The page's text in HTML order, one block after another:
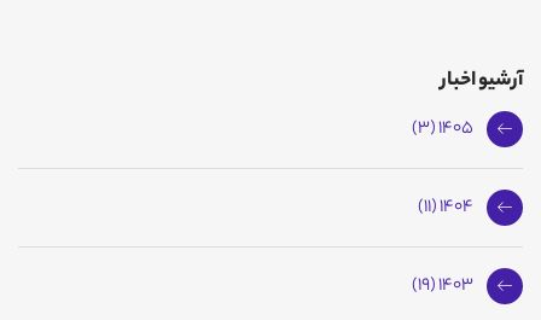
آرشیو اخبار
1405 (3)
1404 (11)
1403 (19)